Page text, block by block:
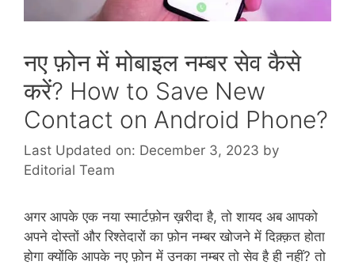
नए फ़ोन में मोबाइल नम्बर सेव कैसे
करें? How to Save New
Contact on Android Phone?
Last Updated on: December 3, 2023 by
Editorial Team
अगर आपके एक नया स्मार्टफ़ोन ख़रीदा है, तो शायद अब आपको
अपने दोस्तों और रिश्तेदारों का फ़ोन नम्बर खोजने में दिक़्क़त होता
होगा क्योंकि आपके नए फ़ोन में उनका नम्बर तो सेव है ही नहीं? तो